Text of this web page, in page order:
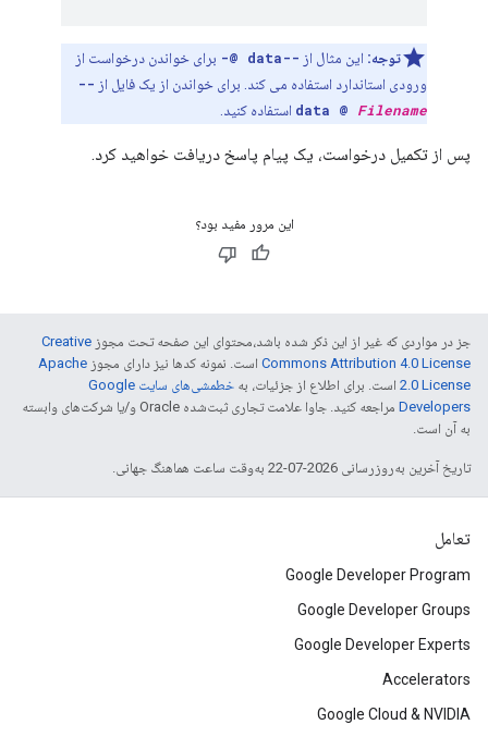
توجه: این مثال از --data @-
برای خواندن درخواست از
ورودی استاندارد استفاده می کند. برای خواندن از یک فایل از --
data @ Filename استفاده کنید.
پس از تکمیل درخواست، یک پیام پاسخ دریافت خواهید کرد.
این مرور مفید بود؟
جز در مواردی که غیر از این ذکر شده باشد،‌محتوای این صفحه تحت مجوز Creative
Commons Attribution 4.0 License است. نمونه کدها نیز دارای مجوز Apache
2.0 License است. برای اطلاع از جزئیات، به
خطمشی‌های سایت Google
Developers‏
مراجعه کنید. جاوا علامت تجاری ثبت‌شده Oracle و/یا شرکت‌های وابسته
به آن است.
تاریخ آخرین به‌روزرسانی 2026-07-22 به‌وقت ساعت هماهنگ جهانی.
تعامل
Google Developer Program
Google Developer Groups
Google Developer Experts
Accelerators
Google Cloud & NVIDIA